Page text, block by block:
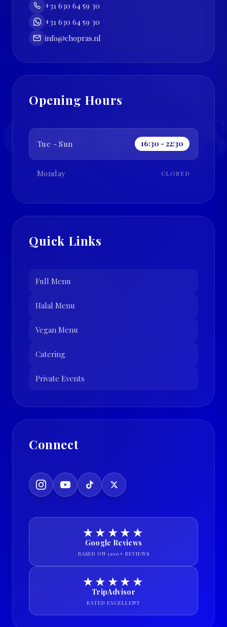
CHOPRAS
+31 630 64 59 30
+31 630 64 59 30
info@chopras.nl
Opening Hours
Tue - Sun 16:30 - 22:30
Monday CLOSED
Quick Links
Full Menu
Halal Menu
Vegan Menu
Catering
Private Events
Connect
★★★★★
Google Reviews
BASED ON 1100+ REVIEWS
★★★★★
TripAdvisor
RATED EXCELLENT